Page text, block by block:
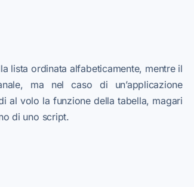
lista ordinata alfabeticamente, mentre il
ma nel caso di un’applicazione
al volo la funzione della tabella, magari
di uno script.